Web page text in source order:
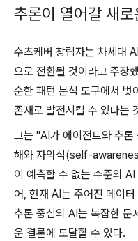
추론이 열어갈 새로
수츠케버 창립자는 차세대
으로 전환될 것이라고 주장
순한 패턴 분석 도구에서 벗
존재로 발전시킬 수 있다는
그는 "AI가 에이전트와 추론
해와 자의식(self-
이 예측할 수 없는 수준의
어, 현재 AI는 주어진 데이
추론 중심의 AI는 복잡한 문
운 결론에 도달할 수 있다.